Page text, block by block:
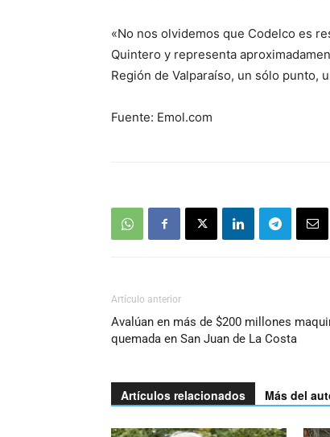
«No nos olvidemos que Codelco es
Quintero y representa
Región de Valparaíso, un sólo punto,
Fuente: Emol.com
Artículo anterior
Avalúan en más de $200 millones
quemada en San Juan de La Costa
Artículos relacionados Más del